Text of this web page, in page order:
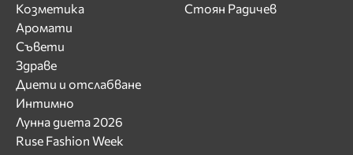
Козметика
Аромати
Съвети
Здраве
Диети и отслабване
Интимно
Лунна диета 2026
Ruse Fashion Week
Стоян Радичев